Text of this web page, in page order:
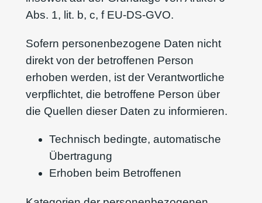
Abs. 1, lit. b, c, f EU-DS-GVO.
Sofern personenbezogene Daten nicht
direkt von der betroffenen Person
erhoben werden, ist der Verantwortliche
verpflichtet, die betroffene Person über
die Quellen dieser Daten zu informieren.
Technisch bedingte, automatische
Übertragung
Erhoben beim Betroffenen